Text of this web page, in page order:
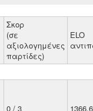
Σκορ
(σε
αξιολογημένες
παρτίδες)
ELO
0 / 3